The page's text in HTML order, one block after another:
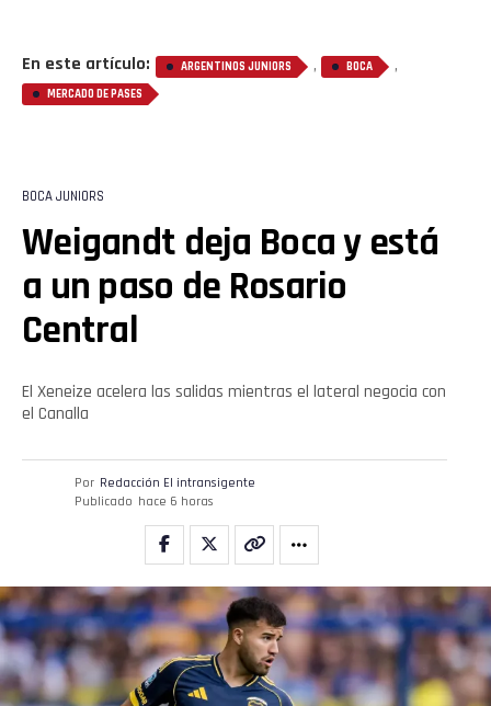
En este artículo: ARGENTINOS JUNIORS , BOCA ,
MERCADO DE PASES
BOCA JUNIORS
Weigandt deja Boca y está
a un paso de Rosario
Central
El Xeneize acelera las salidas mientras el lateral negocia con
el Canalla
Por Redacción El intransigente
Publicado hace 6 horas